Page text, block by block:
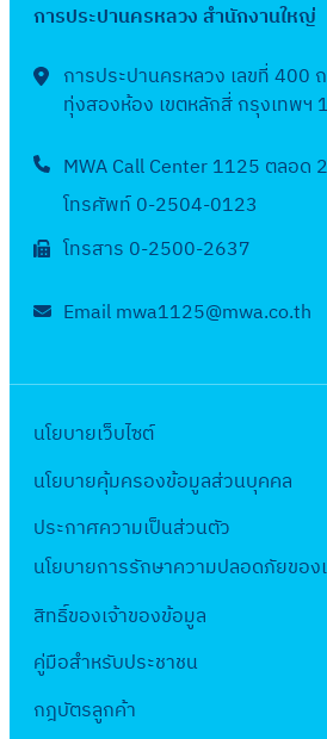
การประปานครหลวง สำนักงานใหญ่
การประปานครหลวง เลขที่ 400
ทุ่งสองห้อง เขตหลักสี่ กรุงเทพฯ
MWA Call Center 1125 ตลอด
โทรศัพท์ 0-2504-0123
โทรสาร 0-2500-2637
Email mwa1125@mwa.co.th
นโยบายเว็บไซต์
นโยบายคุ้มครองข้อมูลส่วนบุคคล
ประกาศความเป็นส่วนตัว
นโยบายการรักษาความปลอดภัยของ
สิทธิ์ของเจ้าของข้อมูล
คู่มือสำหรับประชาชน
กฎบัตรลูกค้า